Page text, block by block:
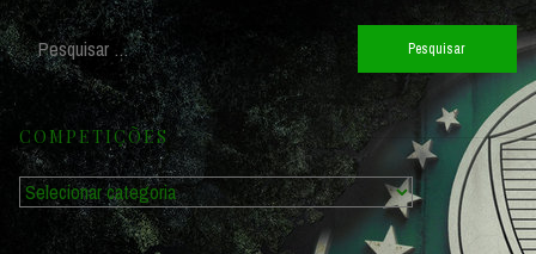
Pesquisar
por:
COMPETIÇÕES
Competições